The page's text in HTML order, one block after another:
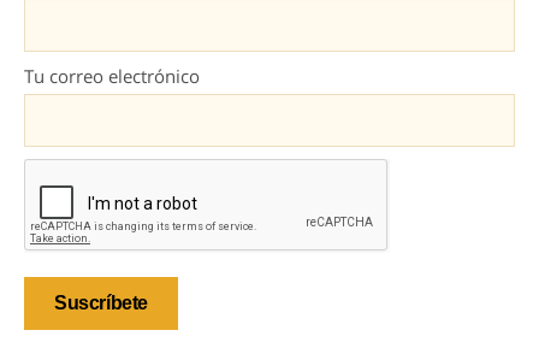
Tu correo electrónico